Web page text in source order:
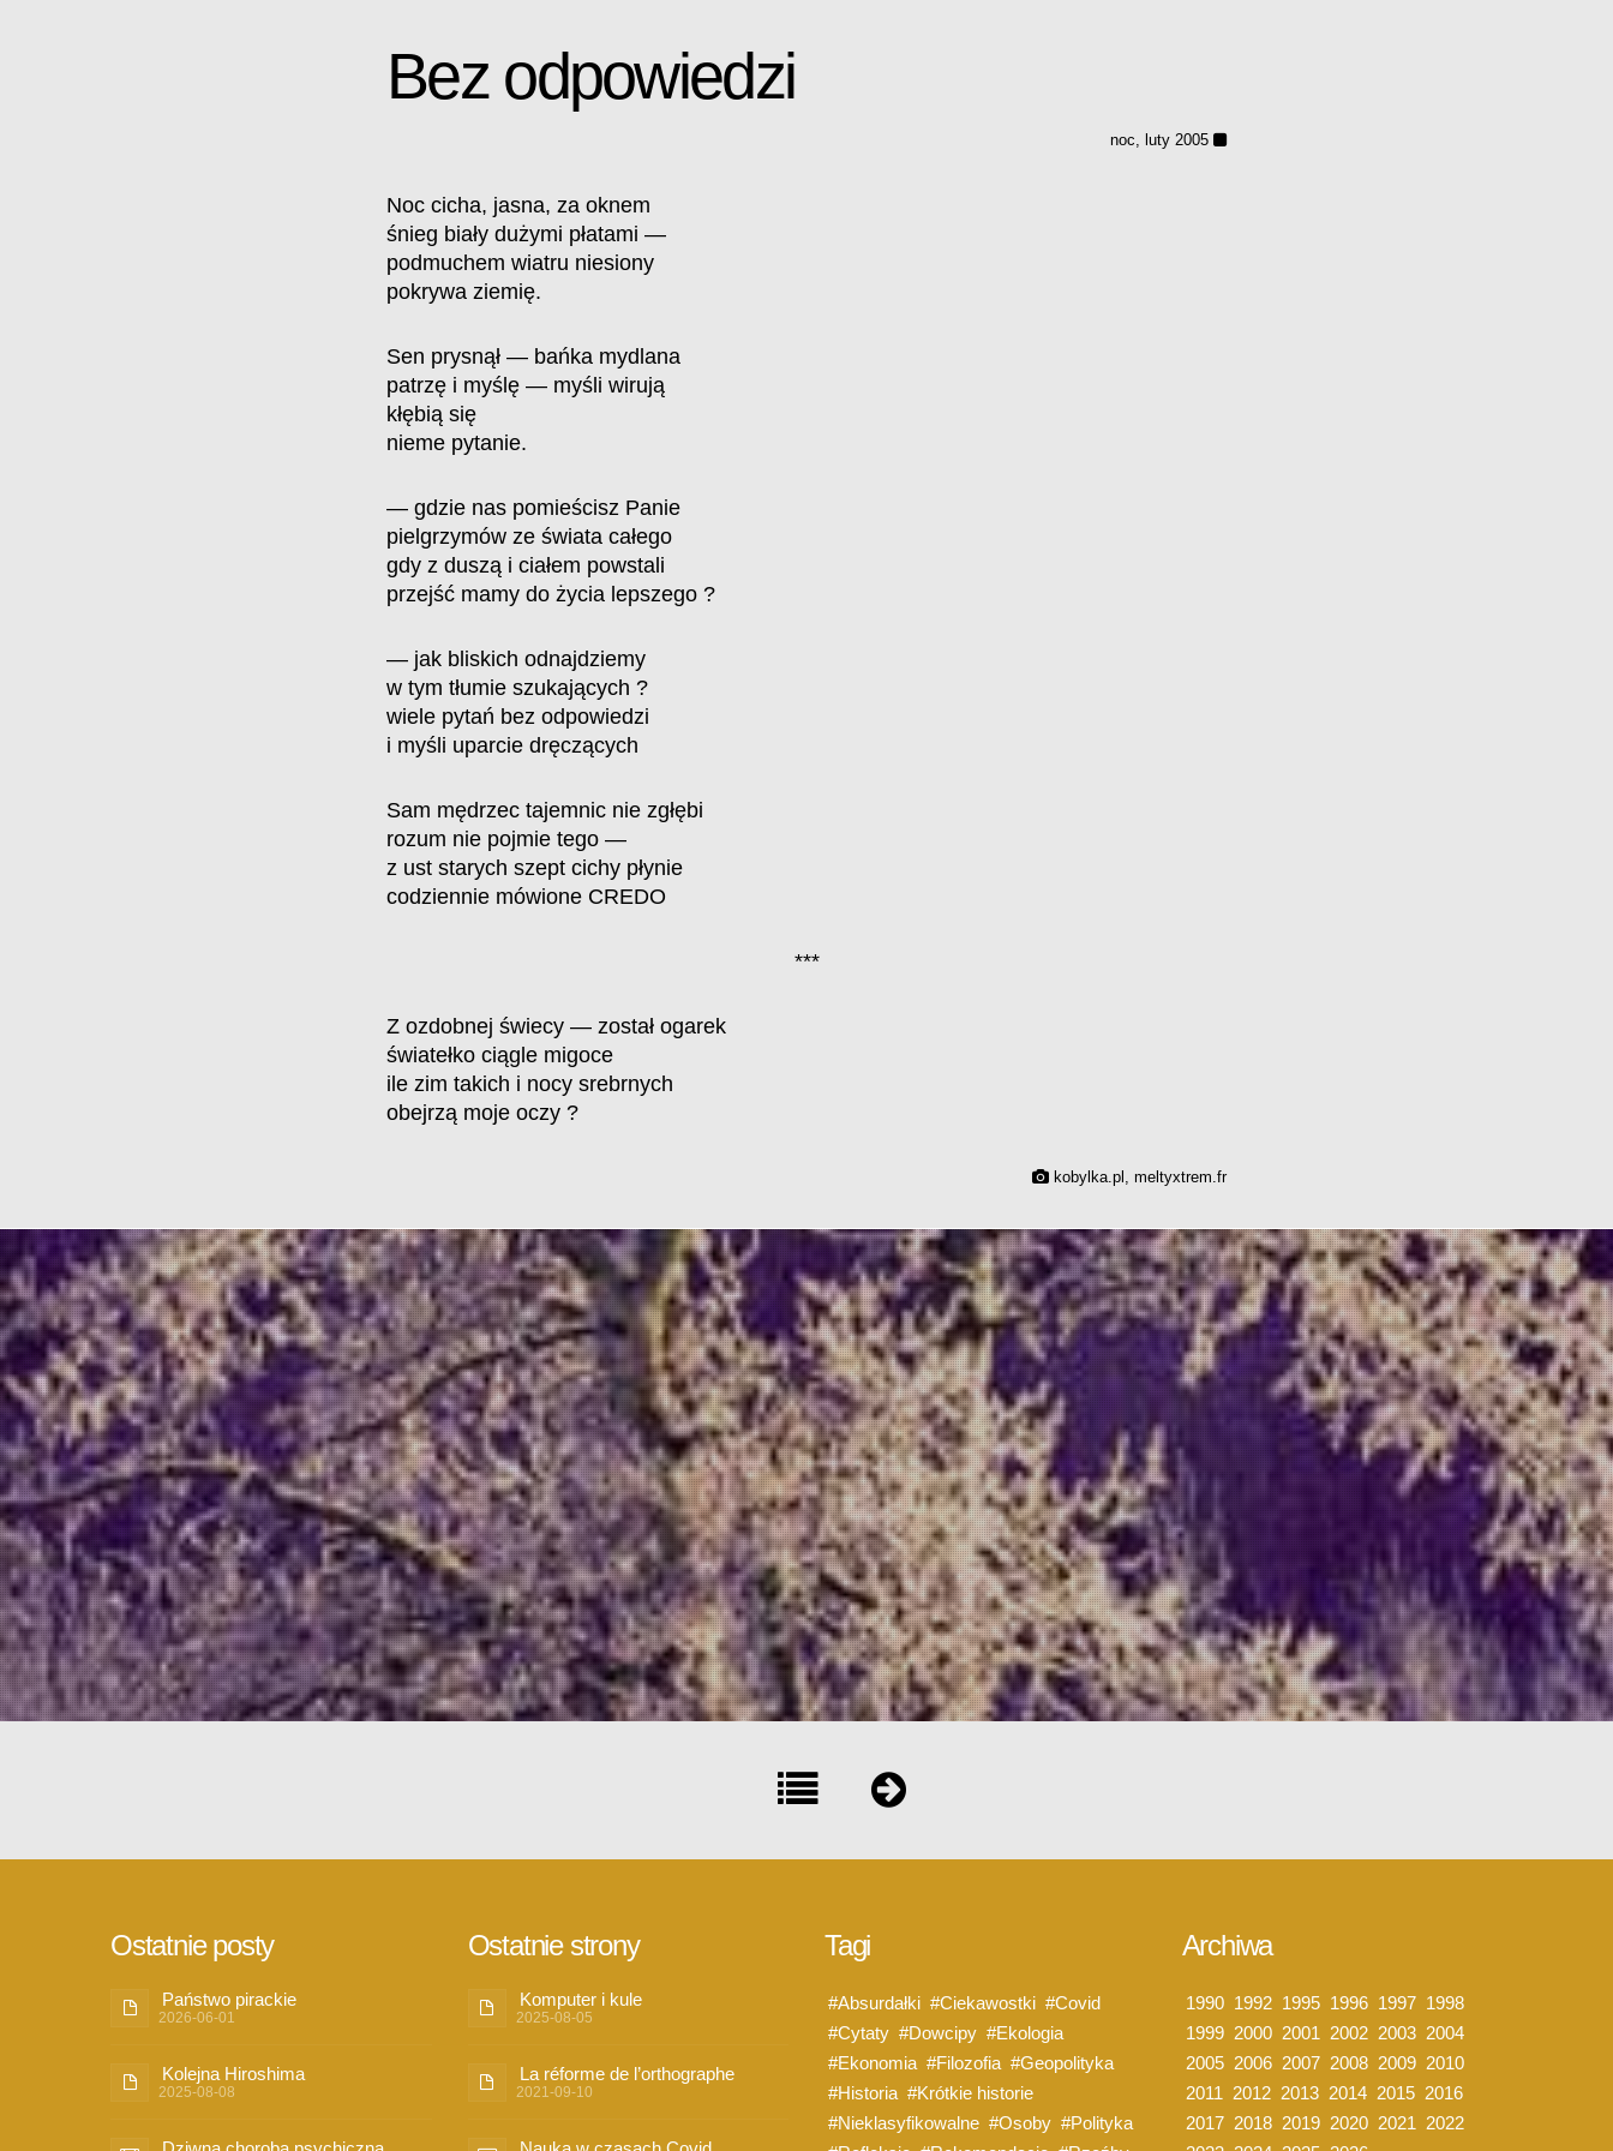
Bez odpowiedzi
noc, luty 2005
Noc cicha, jasna, za oknem
śnieg biały dużymi płatami —
podmuchem wiatru niesiony
pokrywa ziemię.
Sen prysnął — bańka mydlana
patrzę i myślę — myśli wirują
kłębią się
nieme pytanie.
— gdzie nas pomieścisz Panie
pielgrzymów ze świata całego
gdy z duszą i ciałem powstali
przejść mamy do życia lepszego ?
— jak bliskich odnajdziemy
w tym tłumie szukających ?
wiele pytań bez odpowiedzi
i myśli uparcie dręczących
Sam mędrzec tajemnic nie zgłębi
rozum nie pojmie tego —
z ust starych szept cichy płynie
codziennie mówione CREDO
***
Z ozdobnej świecy — został ogarek
światełko ciągle migoce
ile zim takich i nocy srebrnych
obejrzą moje oczy ?
kobylka.pl, meltyxtrem.fr
Ostatnie posty
Państwo pirackie
2026-06-01
Kolejna Hiroshima
2025-08-08
Ostatnie strony
Komputer i kule
2025-08-05
La réforme de l’orthographe
2021-09-10
Tagi
#Absurdałki #Ciekawostki #Covid
#Cytaty #Dowcipy #Ekologia
#Ekonomia #Filozofia #Geopolityka
#Historia #Krótkie historie
#Nieklasyfikowalne #Osoby #Polityka
Archiwa
1990 1992 1995 1996 1997 1998
1999 2000 2001 2002 2003 2004
2005 2006 2007 2008 2009 2010
2011 2012 2013 2014 2015 2016
2017 2018 2019 2020 2021 2022